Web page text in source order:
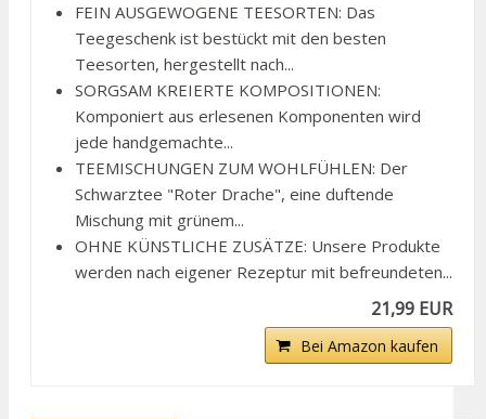
FEIN AUSGEWOGENE TEESORTEN: Das
Teegeschenk ist bestückt mit den besten
Teesorten, hergestellt nach...
SORGSAM KREIERTE KOMPOSITIONEN:
Komponiert aus erlesenen Komponenten wird
jede handgemachte...
TEEMISCHUNGEN ZUM WOHLFÜHLEN: Der
Schwarztee "Roter Drache", eine duftende
Mischung mit grünem...
OHNE KÜNSTLICHE ZUSÄTZE: Unsere Produkte
werden nach eigener Rezeptur mit befreundeten...
21,99 EUR
Bei Amazon kaufen